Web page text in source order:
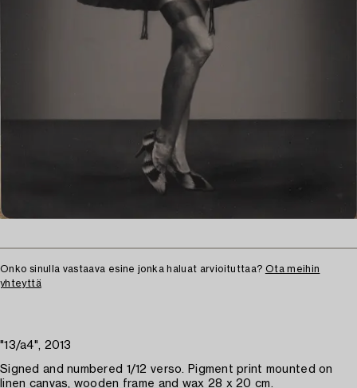
Onko sinulla vastaava esine jonka haluat arvioituttaa? Ota meihin
yhteyttä
"13/a4", 2013
Signed and numbered 1/12 verso. Pigment print mounted on
linen canvas, wooden frame and wax 28 x 20 cm.